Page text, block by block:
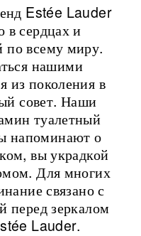
Estée Lauder
в сердцах и
по всему миру.
нашими
из поколения в
совет. Наши
туалетный
напоминают о
вы украдкой
Для многих
связано с
перед зеркалом
Lauder.